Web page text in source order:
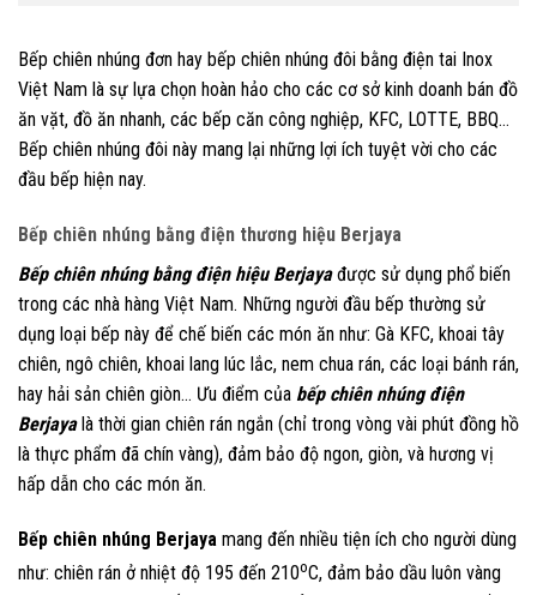
Bếp chiên nhúng đơn hay bếp chiên nhúng đôi bằng điện tai Inox
Việt Nam là sự lựa chọn hoàn hảo cho các cơ sở kinh doanh bán đồ
ăn vặt, đồ ăn nhanh, các bếp căn công nghiệp, KFC, LOTTE, BBQ…
Bếp chiên nhúng đôi này mang lại những lợi ích tuyệt vời cho các
đầu bếp hiện nay.
Bếp chiên nhúng bằng điện thương hiệu Berjaya
Bếp chiên nhúng bằng điện hiệu Berjayađược sử dụng phổ biến
trong các nhà hàng Việt Nam. Những người đầu bếp thường sử
dụng loại bếp này để chế biến các món ăn như: Gà KFC, khoai tây
chiên, ngô chiên, khoai lang lúc lắc, nem chua rán, các loại bánh rán,
hay hải sản chiên giòn… Ưu điểm của bếp chiên nhúng điện
Berjayalà thời gian chiên rán ngắn (chỉ trong vòng vài phút đồng hồ
là thực phẩm đã chín vàng), đảm bảo độ ngon, giòn, và hương vị
hấp dẫn cho các món ăn.
Bếp chiên nhúng Berjaya mang đến nhiều tiện ích cho người dùng
như: chiên rán ở nhiệt độ 195 đến 210oC, đảm bảo dầu luôn vàng